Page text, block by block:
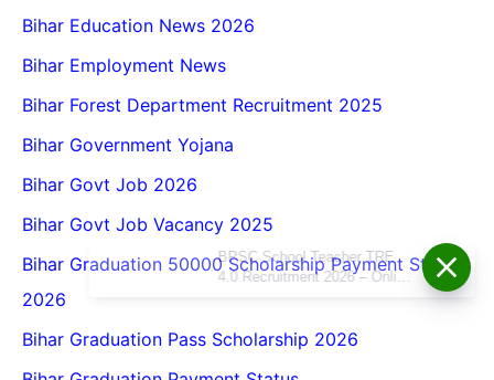
Bihar Education News 2026
Bihar Employment News
Bihar Forest Department Recruitment 2025
Bihar Government Yojana
Bihar Govt Job 2026
Bihar Govt Job Vacancy 2025
Bihar Graduation 50000 Scholarship Payment Status
2026
Bihar Graduation Pass Scholarship 2026
BPSC School Teacher TRE
4.0 Recruitment 2026 – Online